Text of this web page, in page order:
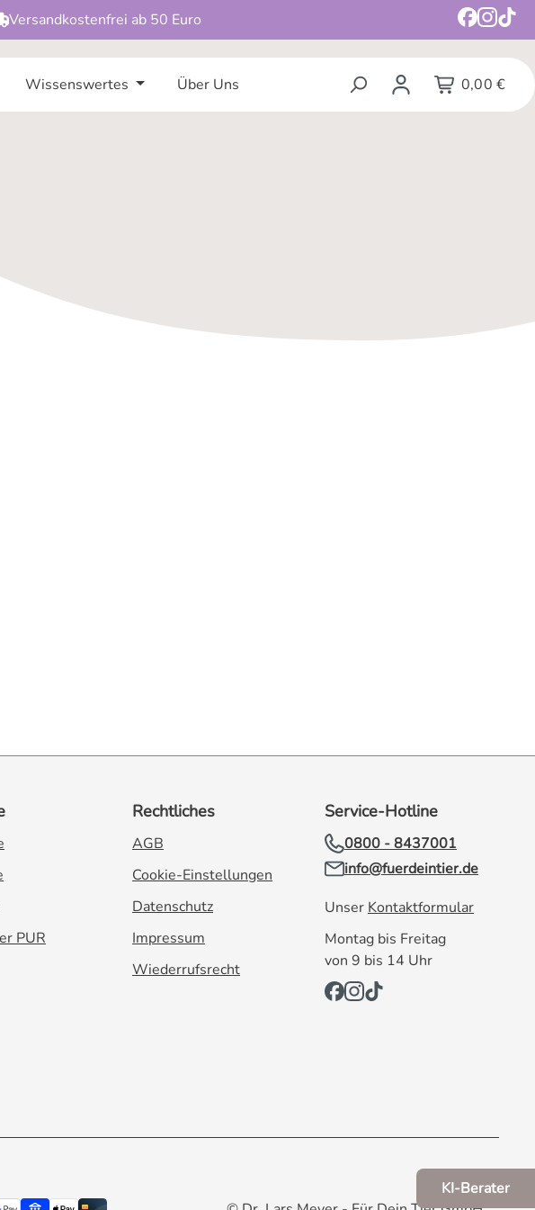
Versandkostenfrei ab 50 Euro
Wissenswertes Über Uns 0,00 €
PUR
Rechtliches
AGB
Cookie-Einstellungen
Datenschutz
Impressum
Wiederrufsrecht
Service-Hotline
0800 - 8437001
info@fuerdeintier.de
Unser Kontaktformular
Montag bis Freitag
von 9 bis 14 Uhr
KI-Berater